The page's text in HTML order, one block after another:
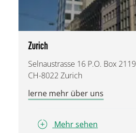
Zurich
Selnaustrasse 16 P.O. Box 2119
CH-8022 Zurich
lerne mehr über uns
Mehr sehen